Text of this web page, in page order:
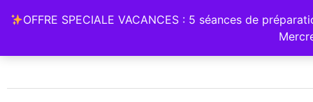
06
OFFRE SPECIALE VACANCES : 5 séances de